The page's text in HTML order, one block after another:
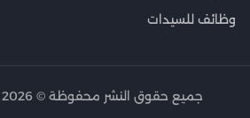
وظائف للسيدات
جميع حقوق النشر محفوظة © 2026